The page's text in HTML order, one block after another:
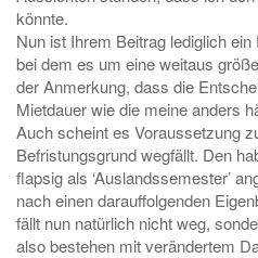
könnte.
Nun ist Ihrem Beitrag lediglich
bei dem es um eine weitaus
der Anmerkung, dass die
Mietdauer wie die meine anders
Auch scheint es Voraussetzung
Befristungsgrund wegfällt. Den
flapsig als ‘Auslandssemester’
nach einen darauffolgenden
fällt nun natürlich nicht weg,
also bestehen mit verändertem